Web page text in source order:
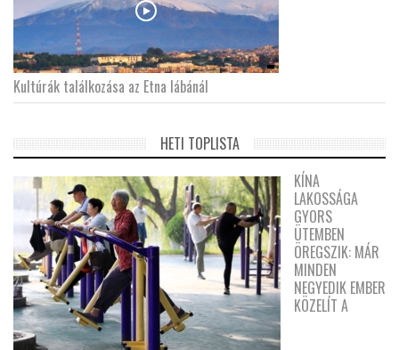
Kultúrák találkozása az Etna lábánál
HETI TOPLISTA
KÍNA
LAKOSSÁGA
GYORS
ÜTEMBEN
ÖREGSZIK: MÁR
MINDEN
NEGYEDIK EMBER
KÖZELÍT A